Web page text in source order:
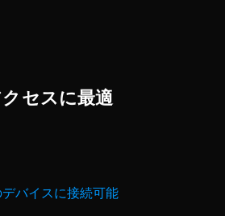
セスに最適
バイスに接続可能